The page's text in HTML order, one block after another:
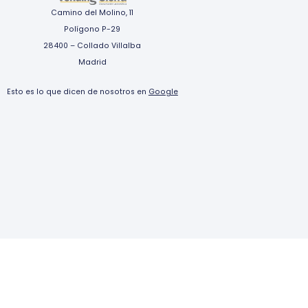
Camino del Molino, 11
Polígono P-29
28400 – Collado Villalba
Madrid
Esto es lo que dicen de nosotros en Google